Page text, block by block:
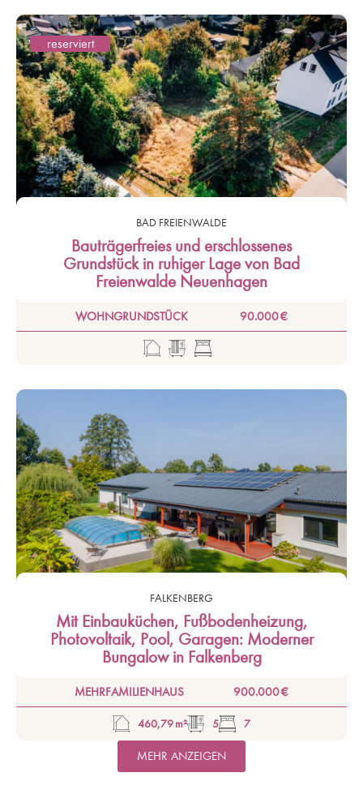
reserviert
BAD FREIENWALDE
Bauträgerfreies und erschlossenes
Grundstück in ruhiger Lage von Bad
Freienwalde Neuenhagen
WOHNGRUNDSTÜCK 90.000 €
FALKENBERG
Mit Einbauküchen, Fußbodenheizung,
Photovoltaik, Pool, Garagen: Moderner
Bungalow in Falkenberg
MEHRFAMILIENHAUS 900.000 €
460,79 m² 5 7
MEHR ANZEIGEN